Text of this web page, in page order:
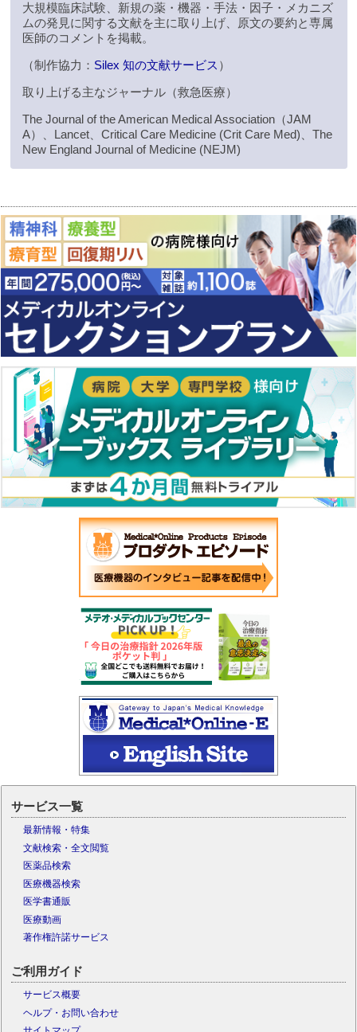
大規模臨床試験、新規の薬・機器・手法・因子・メカニズ
ムの発見に関する文献を主に取り上げ、原文の要約と専属
医師のコメントを掲載。
（制作協力： Silex 知の文献サービス ）
取り上げる主なジャーナル（救急医療）
The Journal of the American Medical Association（JAM
A）、Lancet、Critical Care Medicine (Crit Care Med)、The
New England Journal of Medicine (NEJM)
サービス一覧
最新情報・特集
文献検索・全文閲覧
医薬品検索
医療機器検索
医学書通販
医療動画
著作権許諾サービス
ご利用ガイド
サービス概要
ヘルプ・お問い合わせ